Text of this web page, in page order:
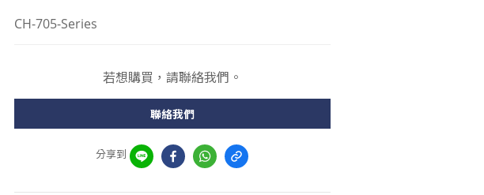
CH-705-Series
若想購買，請聯絡我們。
聯絡我們
分享到